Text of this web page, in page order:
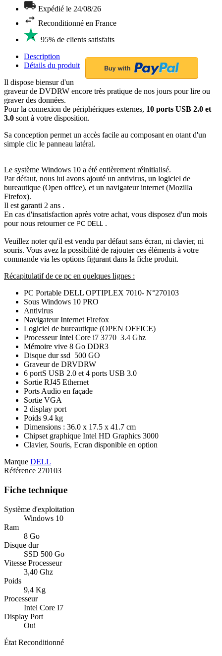
Expédié le 24/08/26
Reconditionné en France
95% de clients satisfaits
Description
Détails du produit
Il dispose biensur d'un
graveur de DVDRW encore très pratique de nos jours pour lire ou
graver des données.
Pour la connexion de périphériques externes, 10 ports USB 2.0 et
3.0 sont à votre disposition.
Sa conception permet un accès facile au composant en otant d'un
simple clic le panneau latéral.
Le système Windows 10 a été entièrement réinitialisé.
Par défaut, nous lui avons ajouté un antivirus, un logiciel de
bureautique (Open office), et un navigateur internet (Mozilla
Firefox).
Il est garanti 2 ans .
En cas d'insatisfaction après votre achat, vous disposez d'un mois
pour nous retourner ce PC DELL .
Veuillez noter qu'il est vendu par défaut sans écran, ni clavier, ni
souris. Vous avez la possibilité de rajouter ces éléments à votre
commande via les options figurant dans la fiche produit.
Récapitulatif de ce pc en quelques lignes :
PC Portable DELL OPTIPLEX 7010- N°270103
Sous Windows 10 PRO
Antivirus
Navigateur Internet Firefox
Logiciel de bureautique (OPEN OFFICE)
Processeur Intel Core i7 3770 3.4 Ghz
Mémoire vive 8 Go DDR3
Disque dur ssd 500 GO
Graveur de DRVDRW
6 portS USB 2.0 et 4 ports USB 3.0
Sortie RJ45 Ethernet
Ports Audio en façade
Sortie VGA
2 display port
Poids 9.4 kg
Dimensions : 36.0 x 17.5 x 41.7 cm
Chipset graphique Intel HD Graphics 3000
Clavier, Souris, Ecran disponible en option
Marque DELL
Référence 270103
Fiche technique
Système d'exploitation
Windows 10
Ram
8 Go
Disque dur
SSD 500 Go
Vitesse Processeur
3,40 Ghz
Poids
9,4 Kg
Processeur
Intel Core I7
Display Port
Oui
État Reconditionné